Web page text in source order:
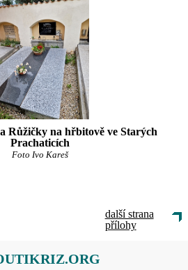
Růžičky na hřbitově ve Starých
Prachaticích
Foto Ivo Kareš
další strana
přílohy